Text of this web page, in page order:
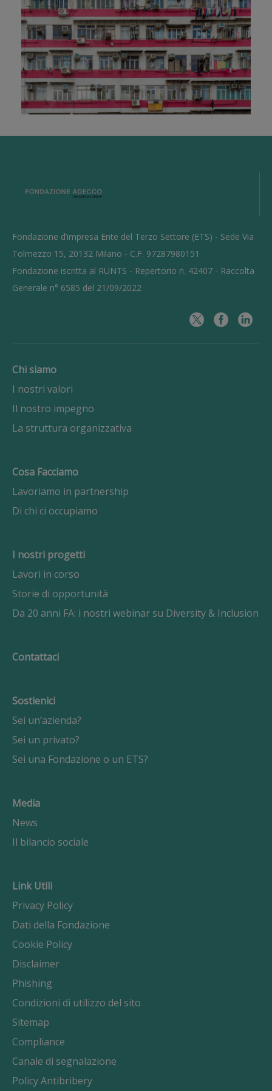
Fondazione d’impresa Ente del Terzo Settore (ETS) - Sede Via
Tolmezzo 15, 20132 Milano - C.F. 97287980151
Fondazione iscritta al RUNTS - Repertorio n. 42407 - Raccolta
Generale n° 6585 del 21/09/2022
Chi siamo
I nostri valori
Il nostro impegno
La struttura organizzativa
Cosa Facciamo
Lavoriamo in partnership
Di chi ci occupiamo
I nostri progetti
Lavori in corso
Storie di opportunità
Da 20 anni FA: i nostri webinar su Diversity & Inclusion
Contattaci
Sostienici
Sei un’azienda?
Sei un privato?
Sei una Fondazione o un ETS?
Media
News
Il bilancio sociale
Link Utili
Privacy Policy
Dati della Fondazione
Cookie Policy
Disclaimer
Phishing
Condizioni di utilizzo del sito
Sitemap
Compliance
Canale di segnalazione
Policy Antibribery